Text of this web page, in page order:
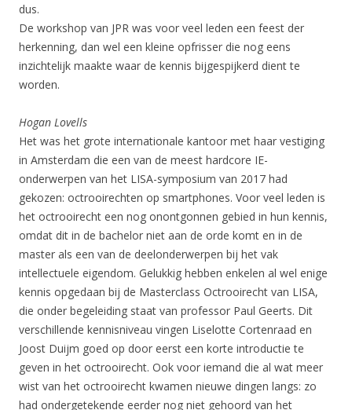
dus.
De workshop van JPR was voor veel leden een feest der
herkenning, dan wel een kleine opfrisser die nog eens
inzichtelijk maakte waar de kennis bijgespijkerd dient te
worden.
Hogan Lovells
Het was het grote internationale kantoor met haar vestiging
in Amsterdam die een van de meest hardcore IE-
onderwerpen van het LISA-symposium van 2017 had
gekozen: octrooirechten op smartphones. Voor veel leden is
het octrooirecht een nog onontgonnen gebied in hun kennis,
omdat dit in de bachelor niet aan de orde komt en in de
master als een van de deelonderwerpen bij het vak
intellectuele eigendom. Gelukkig hebben enkelen al wel enige
kennis opgedaan bij de Masterclass Octrooirecht van LISA,
die onder begeleiding staat van professor Paul Geerts. Dit
verschillende kennisniveau vingen Liselotte Cortenraad en
Joost Duijm goed op door eerst een korte introductie te
geven in het octrooirecht. Ook voor iemand die al wat meer
wist van het octrooirecht kwamen nieuwe dingen langs: zo
had ondergetekende eerder nog niet gehoord van het